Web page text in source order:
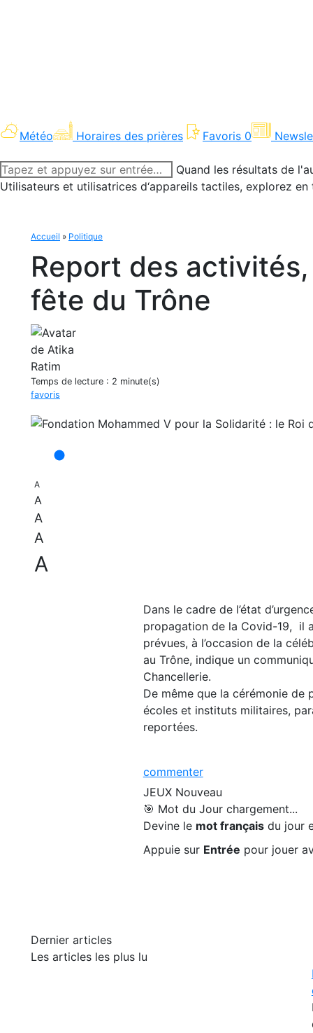
Météo Horaires des prières Favoris 0
Recherche
:
Quand les résultats de
Utilisateurs et utilisatrices d‘appareils tactiles, explorez
Accueil » Politique
Report des
fête du Trône
Temps de lecture : 2 minute(s)
favoris
A
A
A
A
A
Dans le cadre de l’état
propagation de la Covid-19, il
prévues, à l’occasion de la
au Trône, indique un
Chancellerie.
De même que la cérémonie
écoles et instituts militaires,
reportées.
commenter
JEUX Nouveau
🎯 Mot du Jour chargement...
Devine le mot françaisdu jour
Appuie sur Entrée pour jouer
Dernier articles
Les articles les plus lu